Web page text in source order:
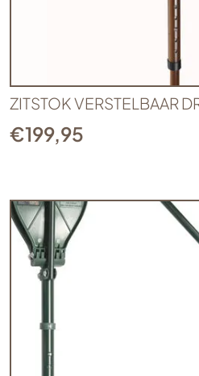
ZITSTOK VERSTELBAAR
€199,95